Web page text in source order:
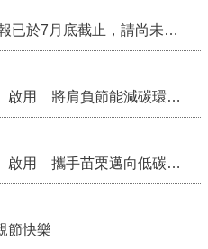
115年第2季固定源空污費申報已於7月底截止，請尚未申報公私場所儘速完成申繳，以免面臨滯納金及罰鍰!
冠軍建材「近零展望建材館」啟用 將肩負節能減碳環境教育重任
冠軍建材「近零展望建材館」啟用 攜手苗栗邁向低碳建築新未來
節快樂